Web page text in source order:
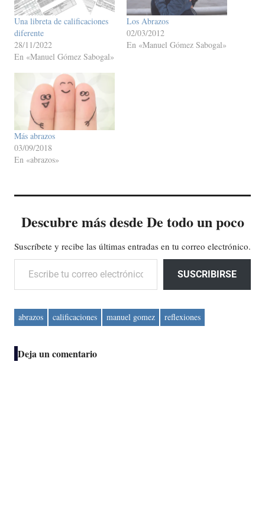
Una libreta de calificaciones
diferente
28/11/2022
En «Manuel Gómez Sabogal»
Los Abrazos
02/03/2012
En «Manuel Gómez Sabogal»
Más abrazos
03/09/2018
En «abrazos»
Descubre más desde De todo un poco
Suscríbete y recibe las últimas entradas en tu correo electrónico.
Escribe tu correo electrónico…
SUSCRIBIRSE
abrazos calificaciones manuel gomez reflexiones
Deja un comentario